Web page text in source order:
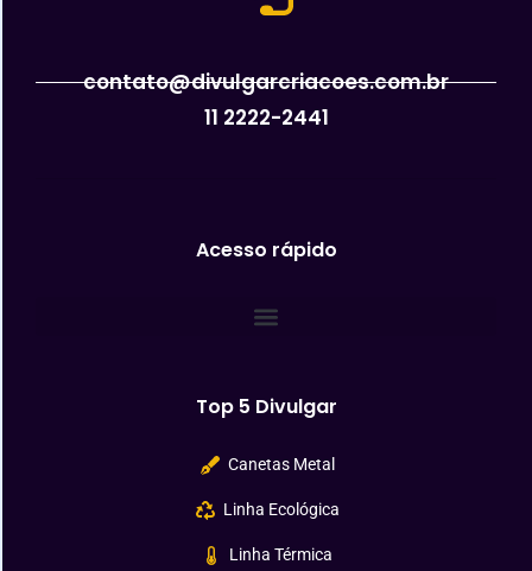
contato@divulgarcriacoes.com.br
11 2222-2441
Acesso rápido
Top 5 Divulgar
Canetas Metal
Linha Ecológica
Linha Térmica